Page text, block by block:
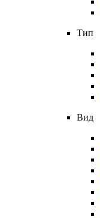
Тип
Вид